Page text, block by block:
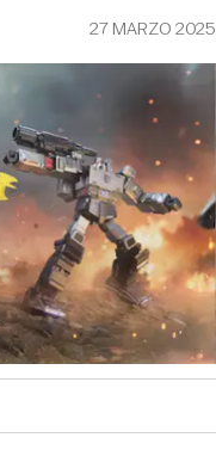
27 MARZO 2025